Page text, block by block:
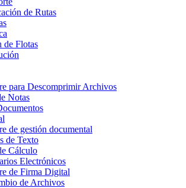
de Rutas
de Flotas
para Descomprimir Archivos
Notas
de gestión documental
de Texto
Cálculo
Electrónicos
de Firma Digital
de Archivos